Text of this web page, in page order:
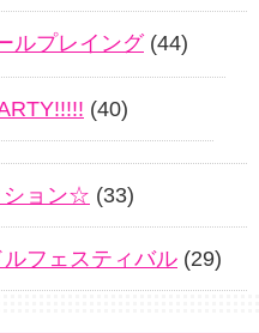
ルプレイング(44)
(40)
ション☆ (33)
フェスティバル (29)